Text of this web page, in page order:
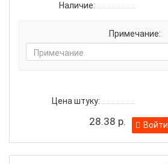
Наличие:
Примечание:
Цена штуку:
28.38 р. Войти